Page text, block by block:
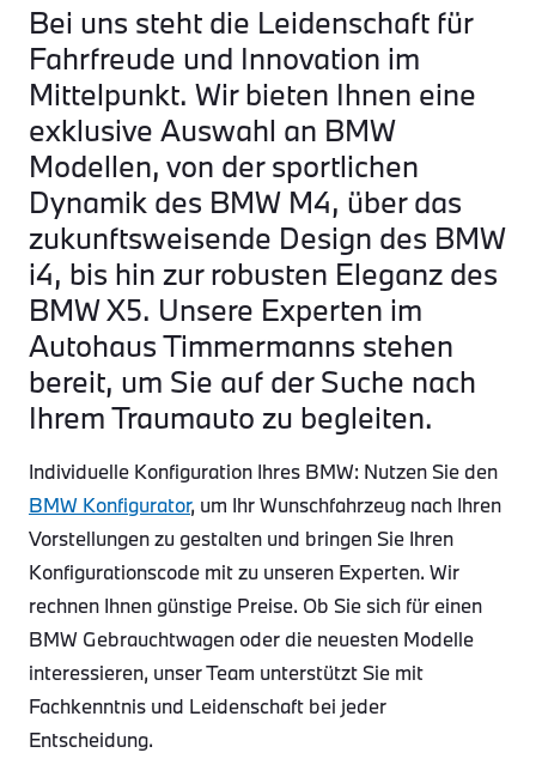
Bei uns steht die Leidenschaft für
Fahrfreude und Innovation im
Mittelpunkt. Wir bieten Ihnen eine
exklusive Auswahl an BMW
Modellen, von der sportlichen
Dynamik des BMW M4, über das
zukunftsweisende Design des BMW
i4, bis hin zur robusten Eleganz des
BMW X5. Unsere Experten im
Autohaus Timmermanns stehen
bereit, um Sie auf der Suche nach
Ihrem Traumauto zu begleiten.
Individuelle Konfiguration Ihres BMW: Nutzen Sie den
BMW Konfigurator, um Ihr Wunschfahrzeug nach Ihren
Vorstellungen zu gestalten und bringen Sie Ihren
Konfigurationscode mit zu unseren Experten. Wir
rechnen Ihnen günstige Preise. Ob Sie sich für einen
BMW Gebrauchtwagen oder die neuesten Modelle
interessieren, unser Team unterstützt Sie mit
Fachkenntnis und Leidenschaft bei jeder
Entscheidung.